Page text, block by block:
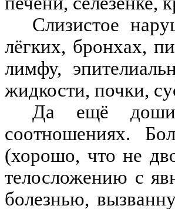
Слизистое
лёгких, бронхах,
лимфу,
жидкости, почки,
Да ещё доши
соотношениях.
(хорошо, что не
телосложению с
болезнью,